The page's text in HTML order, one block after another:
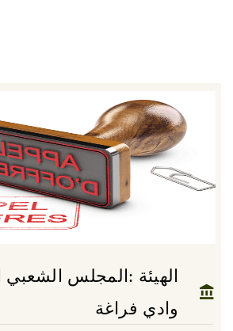
الهيئة :المجلس الشعبي
وادي فراغة